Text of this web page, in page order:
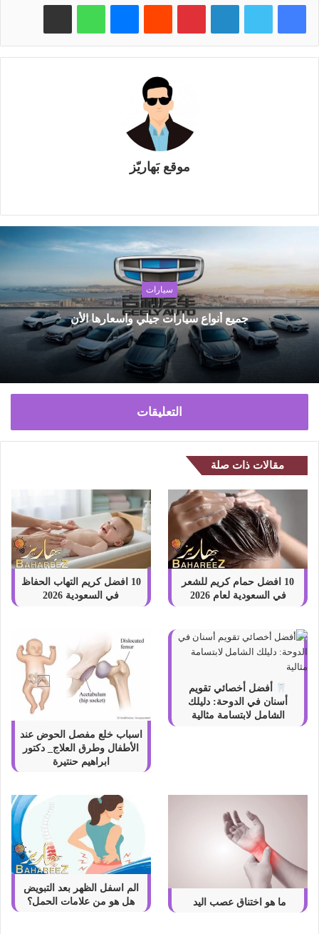
فيسبوك لينكدإن بينتيريست واتساب
موقع بَهاريّز
ق
ع
ا
ل
و
ي
ب
سيارات
جميع أنواع سيارات جيلي واسعارها الأن
التعليقات
مقالات ذات صلة
10 افضل حمام كريم للشعر
في السعودية لعام 2026
10 افضل كريم التهاب الحفاظ​
في السعودية 2026
أفضل أخصائي تقويم
أسنان في الدوحة: دليلك
الشامل لابتسامة مثالية
اسباب خلع مفصل الحوض عند
الأطفال وطرق العلاج_ دكتور
ابراهيم حنتيرة
ما هو اختناق عصب اليد
الم اسفل الظهر بعد التبويض
هل هو من علامات الحمل؟